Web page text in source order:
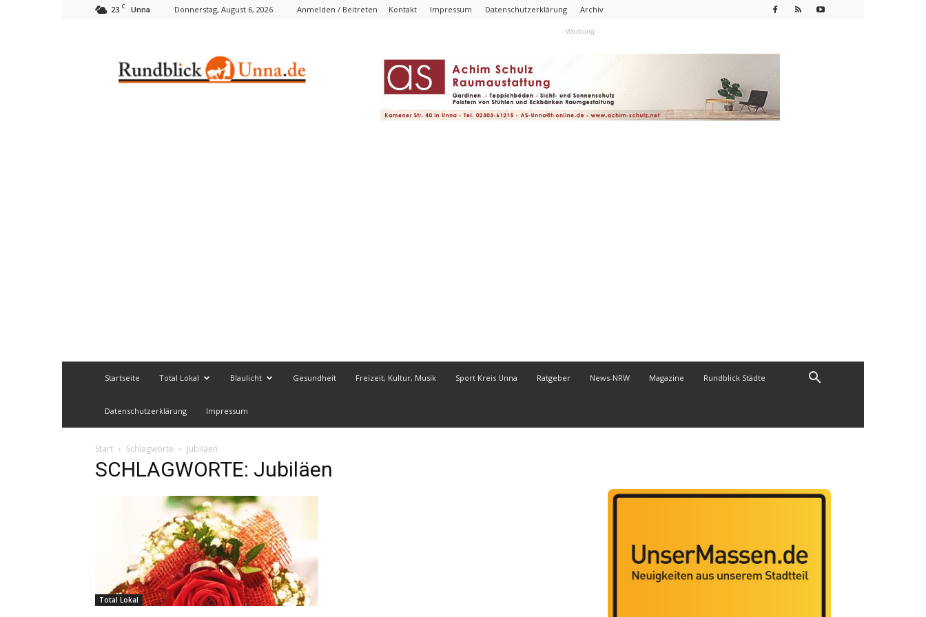
23 C Unna Donnerstag, August 6, 2026 Anmelden / Beitreten Kontakt Impressum Datenschutzerklärung Archiv
- Werbung -
Startseite Total Lokal Blaulicht Gesundheit Freizeit, Kultur, Musik Sport Kreis Unna Ratgeber News-NRW Magazine Rundblick Städte
Datenschutzerklärung Impressum
Start Schlagworte Jubiläen
SCHLAGWORTE: Jubiläen
Total Lokal